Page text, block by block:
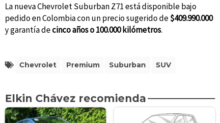
La nueva Chevrolet Suburban Z71 está disponible bajo
pedido en Colombia con un precio sugerido de$409.990.000
y garantía decinco años o 100.000 kilómetros.
Chevrolet Premium Suburban SUV
Elkin Chávez recomienda